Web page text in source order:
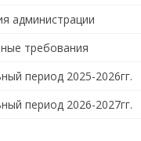
администрации
требования
период 2025-2026гг.
период 2026-2027гг.